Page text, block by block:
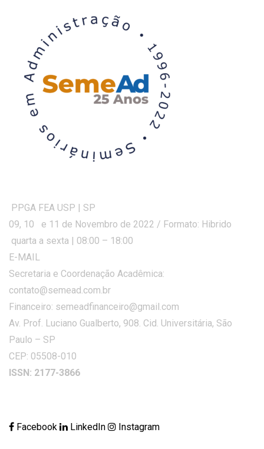
PPGA FEA USP | SP
09, 10 e 11 de Novembro de 2022 / Formato: Hibrido
quarta a sexta | 08:00 – 18:00
E-MAIL
Secretaria e Coordenação Acadêmica:
contato@semead.com.br
Financeiro: semeadfinanceiro@gmail.com
Av. Prof. Luciano Gualberto, 908. Cid. Universitária, São
Paulo – SP
CEP: 05508-010
ISSN: 2177-3866
Facebook LinkedIn Instagram